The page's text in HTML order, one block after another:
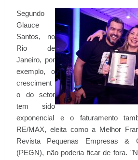
Segundo
Glauce
Santos, no
Rio de
Janeiro, por
exemplo, o
cresciment
o do setor
tem sido
exponencial e o faturamento
RE/MAX, eleita como a Melhor
Revista Pequenas Empresas &
(PEGN), não poderia ficar de fora.